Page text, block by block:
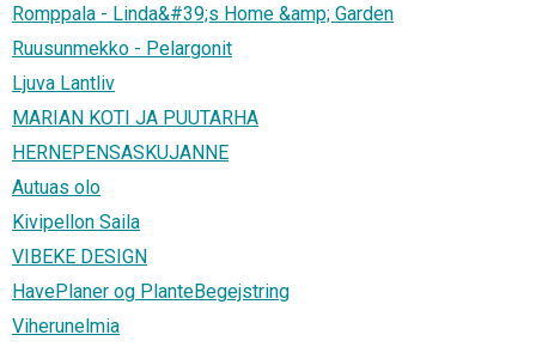
Romppala - Linda&#39;s Home &amp; Garden
Ruusunmekko - Pelargonit
Ljuva Lantliv
MARIAN KOTI JA PUUTARHA
HERNEPENSASKUJANNE
Autuas olo
Kivipellon Saila
VIBEKE DESIGN
HavePlaner og PlanteBegejstring
Viherunelmia